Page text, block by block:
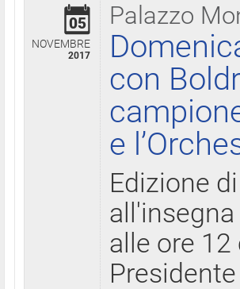
Palazzo
05
NOVEMBRE
2017
con
e
Edizione
alle ore